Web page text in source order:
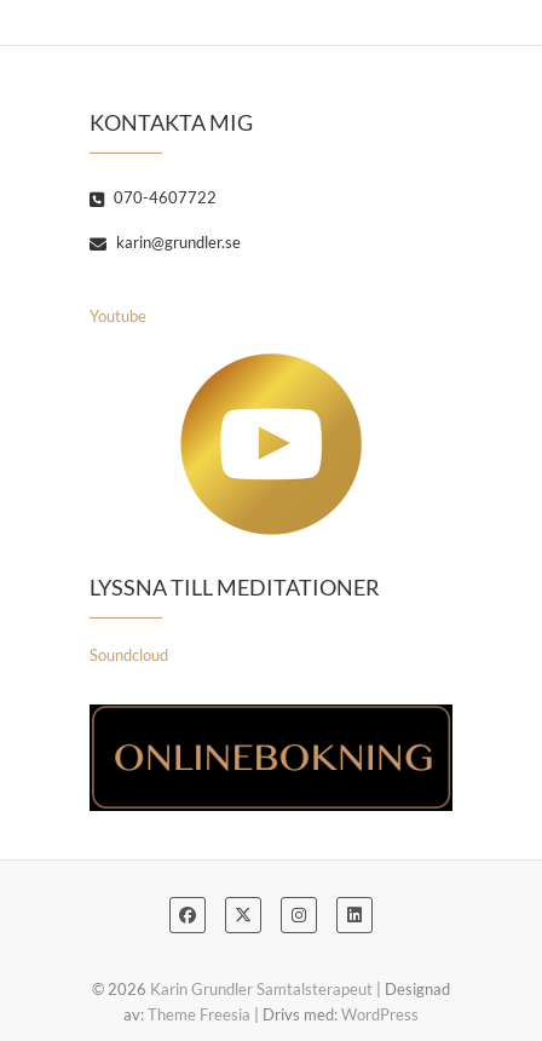
KONTAKTA MIG
070-4607722
karin@grundler.se
Youtube
LYSSNA TILL MEDITATIONER
Soundcloud
© 2026 Karin Grundler Samtalsterapeut | Designad
av:Theme Freesia | Drivs med:WordPress